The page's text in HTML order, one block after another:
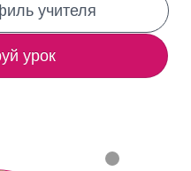
учителя
урок